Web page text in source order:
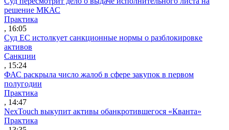
решение МКАС
Практика
, 16:05
Суд ЕС истолкует санкционные нормы о разблокировке
активов
Санкции
, 15:24
ФАС раскрыла число жалоб в сфере закупок в первом
полугодии
Практика
, 14:47
NexTouch выкупит активы обанкротившегося «Кванта»
Практика